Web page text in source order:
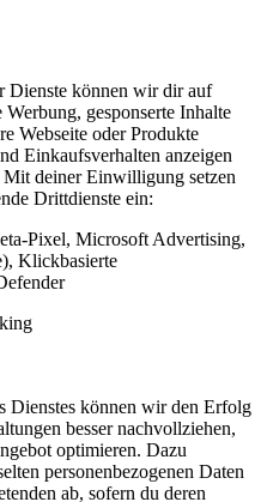
Dienste können wir dir auf
Werbung, gesponserte Inhalte
Webseite oder Produkte
Einkaufsverhalten anzeigen
deiner Einwilligung setzen
Drittdienste ein:
Pixel, Microsoft Advertising,
Klickbasierte
Dienstes können wir den Erfolg
besser nachvollziehen,
optimieren. Dazu
personenbezogenen Daten
ab, sofern du deren